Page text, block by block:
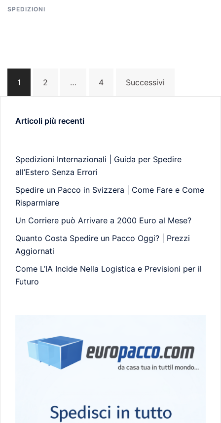
SPEDIZIONI
degli
1 2 … 4 Successivi
Articoli più recenti
Spedizioni Internazionali | Guida per Spedire
all’Estero Senza Errori
Spedire un Pacco in Svizzera | Come Fare e Come
Risparmiare
Un Corriere può Arrivare a 2000 Euro al Mese?
Quanto Costa Spedire un Pacco Oggi? | Prezzi
Aggiornati
Come L’IA Incide Nella Logistica e Previsioni per il
Futuro